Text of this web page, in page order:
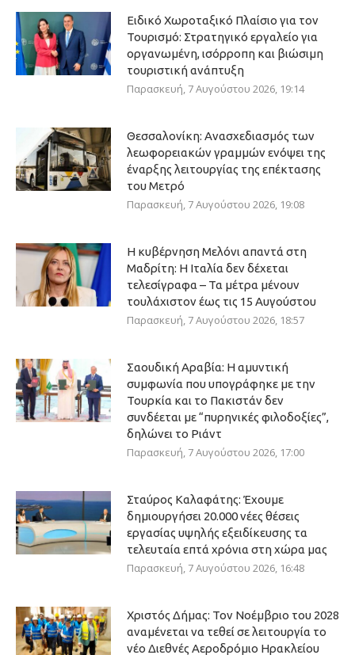
Ειδικό Χωροταξικό Πλαίσιο για τον
Τουρισμό: Στρατηγικό εργαλείο για
οργανωμένη, ισόρροπη και βιώσιμη
τουριστική ανάπτυξη
Παρασκευή, 7 Αυγούστου 2026, 19:14
Θεσσαλονίκη: Ανασχεδιασμός των
λεωφορειακών γραμμών ενόψει της
έναρξης λειτουργίας της επέκτασης
του Μετρό
Παρασκευή, 7 Αυγούστου 2026, 19:08
Η κυβέρνηση Μελόνι απαντά στη
Μαδρίτη: Η Ιταλία δεν δέχεται
τελεσίγραφα – Τα μέτρα μένουν
τουλάχιστον έως τις 15 Αυγούστου
Παρασκευή, 7 Αυγούστου 2026, 18:57
Σαουδική Αραβία: Η αμυντική
συμφωνία που υπογράφηκε με την
Τουρκία και το Πακιστάν δεν
συνδέεται με “πυρηνικές φιλοδοξίες”,
δηλώνει το Ριάντ
Παρασκευή, 7 Αυγούστου 2026, 17:00
Σταύρος Καλαφάτης: Έχουμε
δημιουργήσει 20.000 νέες θέσεις
εργασίας υψηλής εξειδίκευσης τα
τελευταία επτά χρόνια στη χώρα μας
Παρασκευή, 7 Αυγούστου 2026, 16:48
Χριστός Δήμας: Τον Νοέμβριο του 2028
αναμένεται να τεθεί σε λειτουργία το
νέο Διεθνές Αεροδρόμιο Ηρακλείου